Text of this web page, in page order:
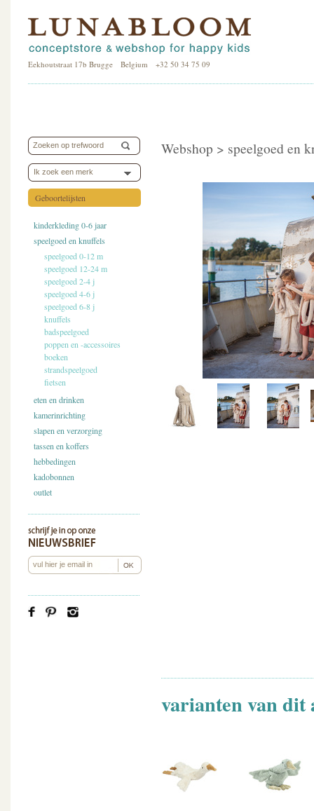
Eekhoutstraat 17b Brugge Belgium +32 50 34 75 09
Ik zoek een merk
Geboortelijsten
kinderkleding 0-6 jaar
speelgoed en knuffels
speelgoed 0-12 m
speelgoed 12-24 m
speelgoed 2-4 j
speelgoed 4-6 j
speelgoed 6-8 j
knuffels
badspeelgoed
poppen en -accessoires
boeken
strandspeelgoed
fietsen
eten en drinken
kamerinrichting
slapen en verzorging
tassen en koffers
hebbedingen
kadobonnen
outlet
Webshop > speelgoed en
varianten van